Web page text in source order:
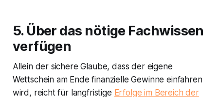
5. Über das nötige Fachwissen
verfügen
Allein der sichere Glaube, dass der eigene
Wettschein am Ende finanzielle Gewinne einfahren
wird, reicht für langfristige Erfolge im Bereich der